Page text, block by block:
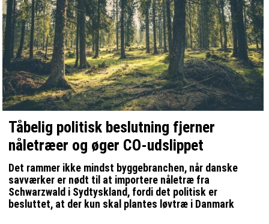
Tåbelig politisk beslutning fjerner
nåletræer og øger CO-udslippet
Det rammer ikke mindst byggebranchen, når danske
savværker er nødt til at importere nåletræ fra
Schwarzwald i Sydtyskland, fordi det politisk er
besluttet, at der kun skal plantes løvtræ i Danmark